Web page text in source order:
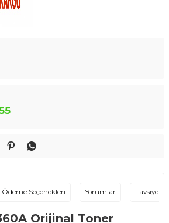
Ödeme Seçenekleri Yorumlar Tavsiye Et
Orijinal Toner